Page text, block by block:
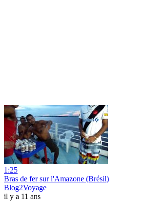
1:25
Bras de fer sur l'Amazone (Brésil)
Blog2Voyage
il y a 11 ans